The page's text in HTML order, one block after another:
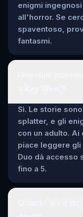
enigmi
all'horror. Se
spaventoso,
fantasmi.
Sì. Le storie
splatter, e gli
con un adulto.
piace leggere
Duo dà accesso
fino a 5.